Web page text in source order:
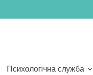
Психологічна служба